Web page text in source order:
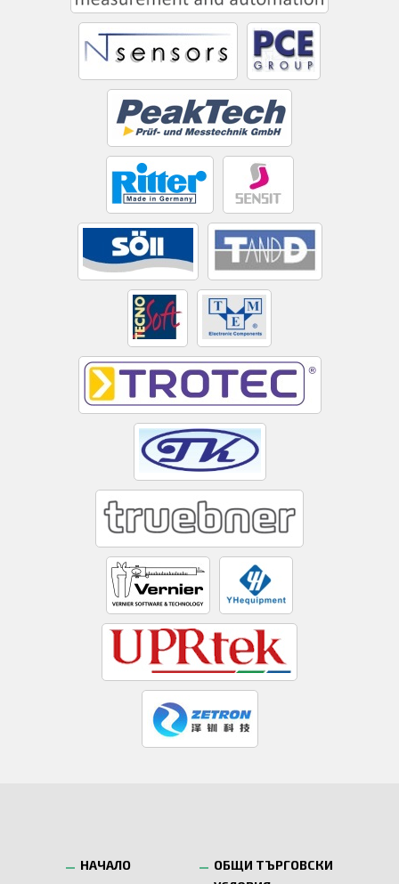
НАЧАЛО
ОБЩИ ТЪРГОВСКИ